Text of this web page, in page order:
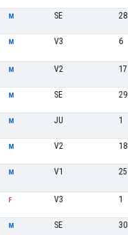
M SE 28
M V3 6
M V2 17
M SE 29
M JU 1
M V2 18
M V1 25
F V3 1
M SE 30